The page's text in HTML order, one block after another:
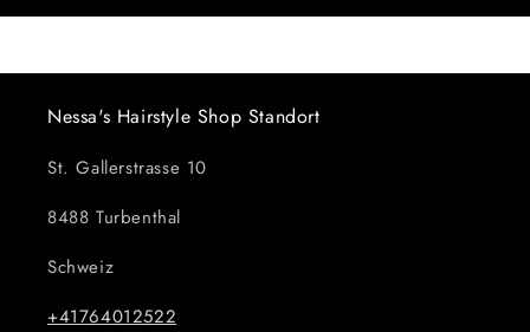
Nessa's Hairstyle Shop Standort
St. Gallerstrasse 10
8488 Turbenthal
Schweiz
+41764012522